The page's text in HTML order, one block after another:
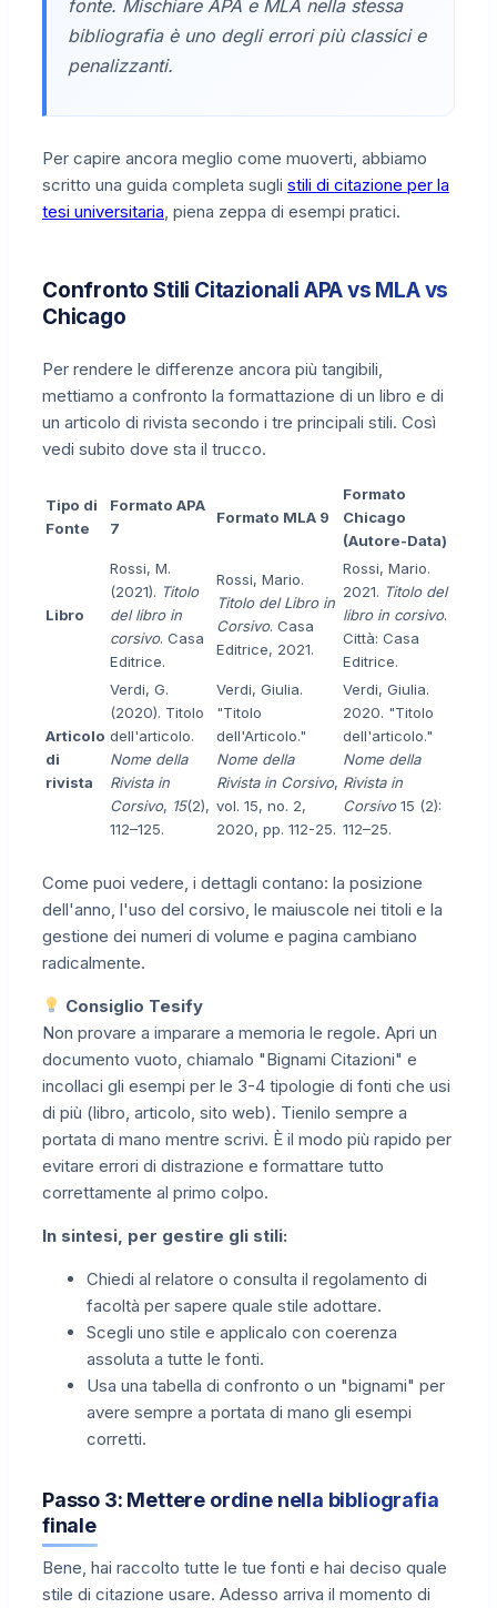
fonte. Mischiare APA e MLA nella stessa
bibliografia è uno degli errori più classici e
penalizzanti.
Per capire ancora meglio come muoverti, abbiamo
scritto una guida completa sugli stili di citazione per la
tesi universitaria, piena zeppa di esempi pratici.
Confronto Stili Citazionali APA vs MLA vs
Chicago
Per rendere le differenze ancora più tangibili,
mettiamo a confronto la formattazione di un libro e di
un articolo di rivista secondo i tre principali stili. Così
vedi subito dove sta il trucco.
Tipo di
Fonte
Formato APA
7
Formato MLA 9
Formato
Chicago
(Autore-Data)
Libro
Rossi, M.
(2021). Titolo
del libro in
corsivo. Casa
Editrice.
Rossi, Mario.
Titolo del Libro in
Corsivo. Casa
Editrice, 2021.
Rossi, Mario.
2021. Titolo del
libro in corsivo.
Città: Casa
Editrice.
Articolo
di
rivista
Verdi, G.
(2020). Titolo
dell'articolo.
Nome della
Rivista in
Corsivo, 15(2),
112–125.
Verdi, Giulia.
"Titolo
dell'Articolo."
Nome della
Rivista in Corsivo,
vol. 15, no. 2,
2020, pp. 112-25.
Verdi, Giulia.
2020. "Titolo
dell'articolo."
Nome della
Rivista in
Corsivo15 (2):
112–25.
Come puoi vedere, i dettagli contano: la posizione
dell'anno, l'uso del corsivo, le maiuscole nei titoli e la
gestione dei numeri di volume e pagina cambiano
radicalmente.
Consiglio Tesify
Non provare a imparare a memoria le regole. Apri un
documento vuoto, chiamalo "Bignami Citazioni" e
incollaci gli esempi per le 3-4 tipologie di fonti che usi
di più (libro, articolo, sito web). Tienilo sempre a
portata di mano mentre scrivi. È il modo più rapido per
evitare errori di distrazione e formattare tutto
correttamente al primo colpo.
In sintesi, per gestire gli stili:
Chiedi al relatore o consulta il regolamento di
facoltà per sapere quale stile adottare.
Scegli uno stile e applicalo con coerenza
assoluta a tutte le fonti.
Usa una tabella di confronto o un "bignami" per
avere sempre a portata di mano gli esempi
corretti.
Passo 3: Mettere ordine nella bibliografia
finale
Bene, hai raccolto tutte le tue fonti e hai deciso quale
stile di citazione usare. Adesso arriva il momento di